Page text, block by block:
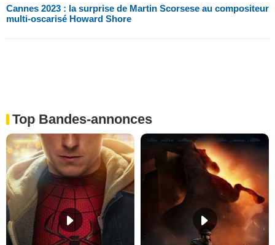
Cannes 2023 : la surprise de Martin Scorsese au compositeur
multi-oscarisé Howard Shore
Top Bandes-annonces